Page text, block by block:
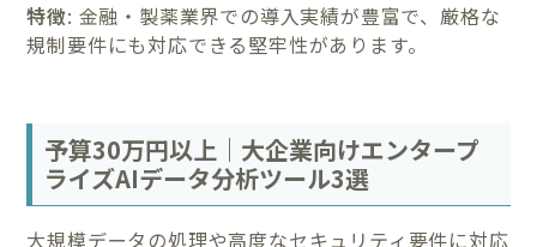
特徴: 金融・製薬業界での導入実績が豊富で、厳格な
規制要件にも対応できる堅牢性があります。
予算30万円以上｜大企業向けエンタープ
ライズAIデータ分析ツール3選
大規模データの処理や高度なセキュリティ要件に対応